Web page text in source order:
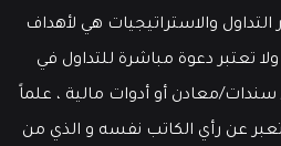
التداول والاستراتيجيات هي لأهداف
تعتبر دعوة مباشرة للتداول في
معادن أو أدوات مالية ، علماً
عن رأي الكاتب نفسه و الذي من